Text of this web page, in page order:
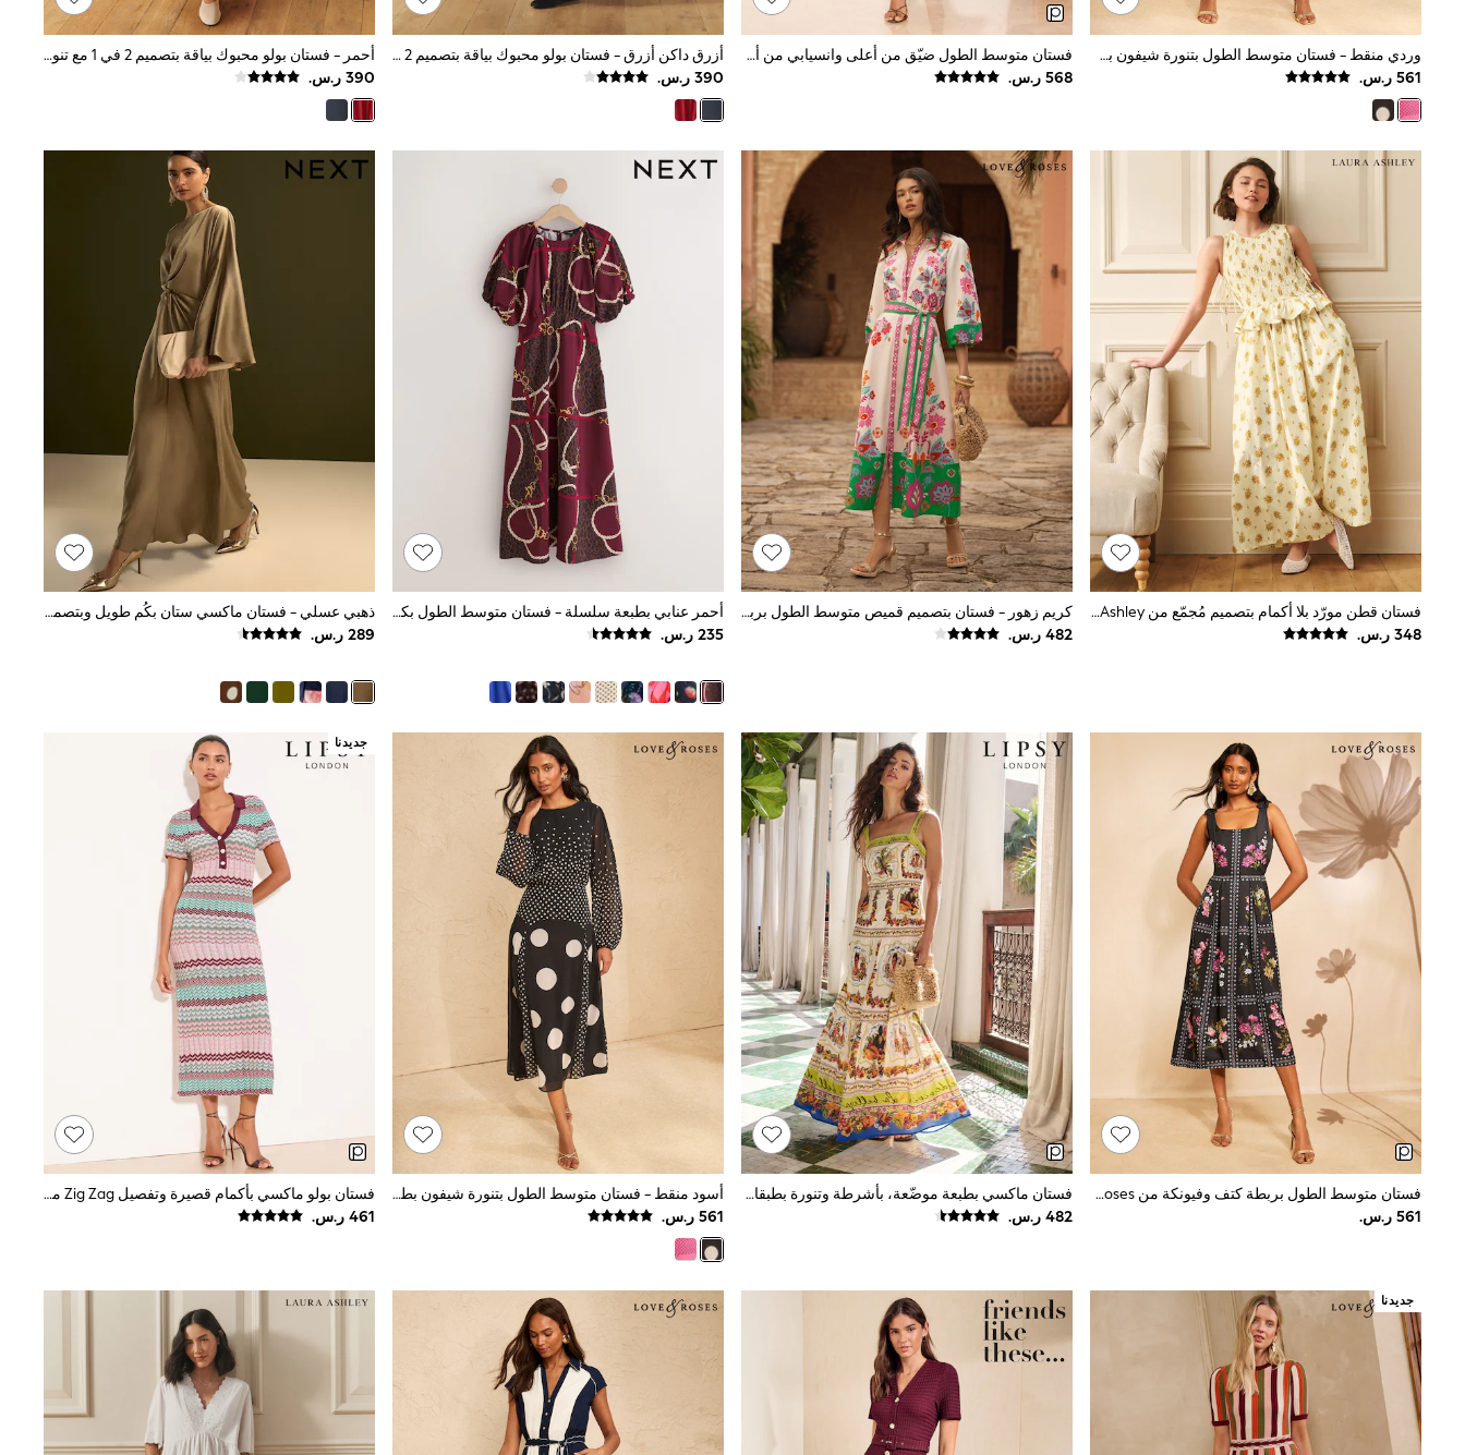
Mens' Holiday Shop
Occasionwear
Shirts
Linen Collection
Polo Shirts
Tops & T-Shirts
Jeans
Hats & Caps
Vests
Sunglasses
Beach Towels
Bags
Travel Bags
Luggage
Angel & Rocket
B by Ted Baker
Baker by Ted Baker
Boden
Lipsy
Love & Roses
Mint Velvet
Monsoon
River Island
SCHOOWEAR
All Boys Schoolwear
Shoes
Trousers
Coats & Jackets
Underwear
Socks
Multipacks
All Boys Sport & Swimwear
Trainers & Pumps
Swimwear
Tops
Nike
All Girls Schoolwear
Shoes
Dresses
Trousers
Skirts
Shirts
Polo Shirts
Sweatshirts
Cardigans
Coats & Jackets
Underwear
Socks & Tights
Multipacks
Swimwear
Tops
Leggings
Shorts
وردي منقط - فستان متوسط الطول بتنورة شيفون بطيات Godet من Love & Roses
فستان متوسط الطول ضيّق من أعلى وانسيابي من أسفل بطبعة مورّدة تشكيلة Mandy Sade من Lipsy
أزرق داكن أزرق - فستان بولو محبوك بياقة بتصميم 2 في 1 مع تنورة قطن من Laura Ashley
أحمر - فستان بولو محبوك بياقة بتصميم 2 في 1 مع تنورة قطن من Laura Ashley
فستان قطن مورّد بلا أكمام بتصميم مُجمّع من Laura Ashley
كريم زهور - فستان بتصميم قميص متوسط الطول برباط خصر من Love & Roses
أحمر عنابي بطبعة سلسلة - فستان متوسط الطول بكم منفوخ
ذهبي عسلي - فستان ماكسي ستان بكُم طويل وبتصميم ملتف من الأمام
فستان متوسط الطول بربطة كتف وفيونكة من Love & Roses
فستان ماكسي بطبعة موضّعة، بأشرطة وتنورة بطبقات من مزيج القطن والفيسكوز من Lipsy
أسود منقط - فستان متوسط الطول بتنورة شيفون بطيات Godet من Love & Roses
جديدنا
فستان بولو ماكسي بأكمام قصيرة وتفصيل Zig Zag من Lipsy
جديدنا